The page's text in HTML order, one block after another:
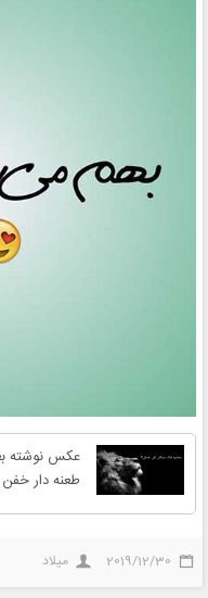
عکس نوشته
طعنه دار خفن
2019/12/30 میلاد